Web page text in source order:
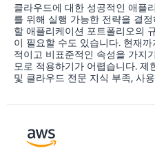
클라우드에 대한 성공적인 애플
를 위해 실행 가능한 전략을 결
할 애플리케이션 포트폴리오의
이 필요할 수도 있습니다. 현재
적이고 비표준적인 속성을 가지
모로 적용하기가 어렵습니다. 제
및 클라우드 전문 지식 부족, 사